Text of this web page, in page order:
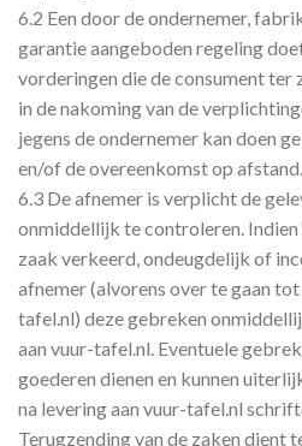
6.2 Een door de ondernemer,
garantie aangeboden regeling
vorderingen die de consument
in de nakoming van de
jegens de ondernemer kan doen
en/of de overeenkomst op afstand.
6.3 De afnemer is verplicht de
onmiddellijk te controleren.
zaak verkeerd, ondeugdelijk of
afnemer (alvorens over te gaan
tafel.nl) deze gebreken
aan vuur-tafel.nl. Eventuele
goederen dienen en kunnen
na levering aan vuur-tafel.nl
Terugzending van de zaken dient